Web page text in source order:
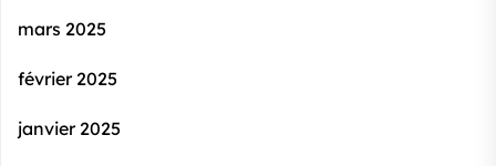
mars 2025
février 2025
janvier 2025